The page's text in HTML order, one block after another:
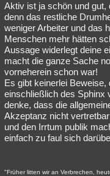
Aktiv ist ja schön und gut,
denn das restliche
weniger Arbeiter und das
Menschen mehr hätten
Aussage widerlegt deine
macht die ganze Sache
vorneherein schon war!
Es gibt keinerlei
einschließlich des Sphinx
denke, dass die
Akzeptanz nicht
und den Irrtum publik
einfach zu faul sich
"Früher litten wir an Verbrechen,